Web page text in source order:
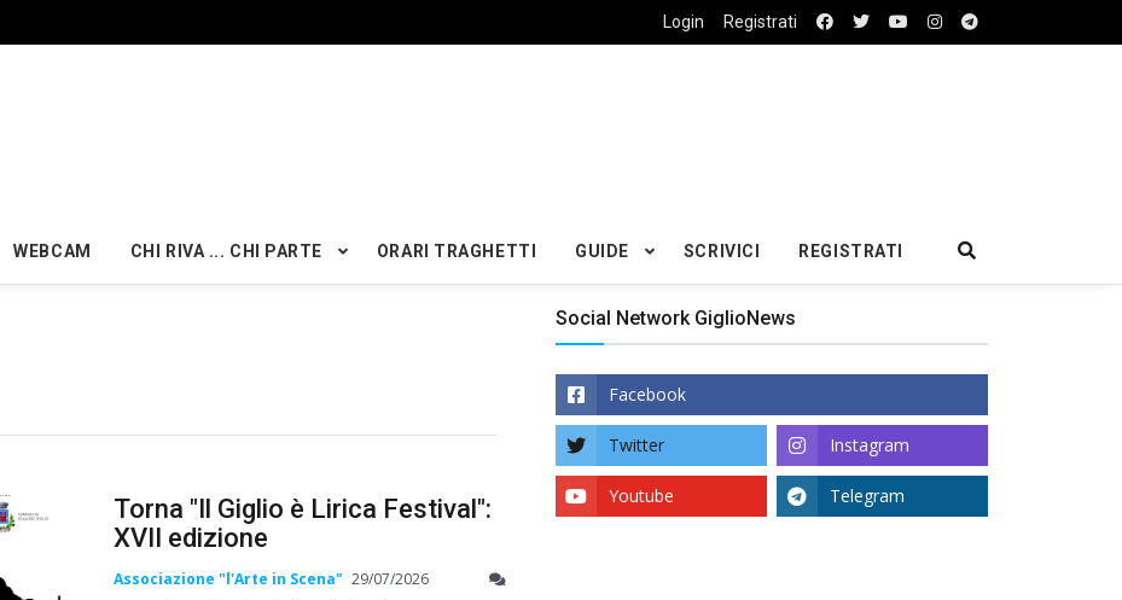
Login Registrati
WEBCAM CHI RIVA ... CHI PARTE ORARI TRAGHETTI GUIDE SCRIVICI REGISTRATI
Torna "Il Giglio è Lirica Festival":
XVII edizione
Associazione "l'Arte in Scena" 29/07/2026
Social Network GiglioNews
Facebook
Twitter Instagram
Youtube Telegram